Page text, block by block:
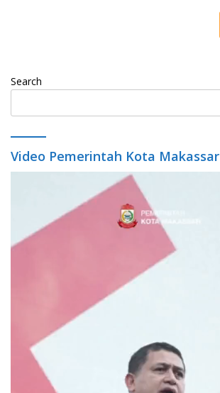
Search
Video Pemerintah Kota Makassar